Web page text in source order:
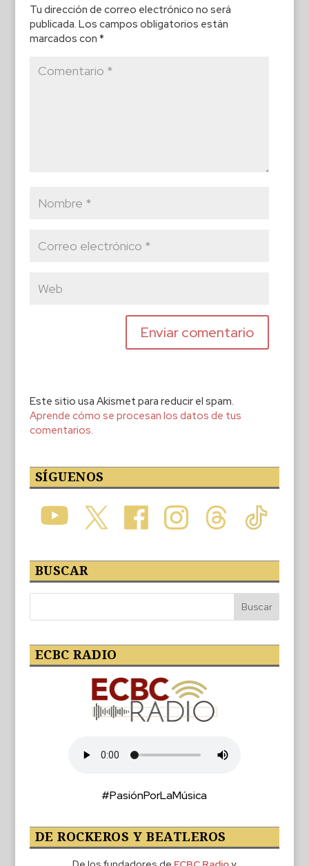
Tu dirección de correo electrónico no será
publicada. Los campos obligatorios están
marcados con *
Este sitio usa Akismet para reducir el spam.
Aprende cómo se procesan los datos de tus
comentarios.
SÍGUENOS
BUSCAR
ECBC RADIO
#PasiónPorLaMúsica
DE ROCKEROS Y BEATLEROS